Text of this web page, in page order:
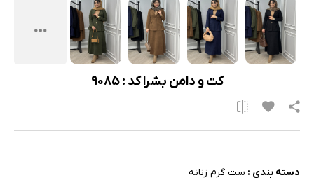
کت و دامن بشرا کد : 9085
دسته بندی : ست گرم زنانه